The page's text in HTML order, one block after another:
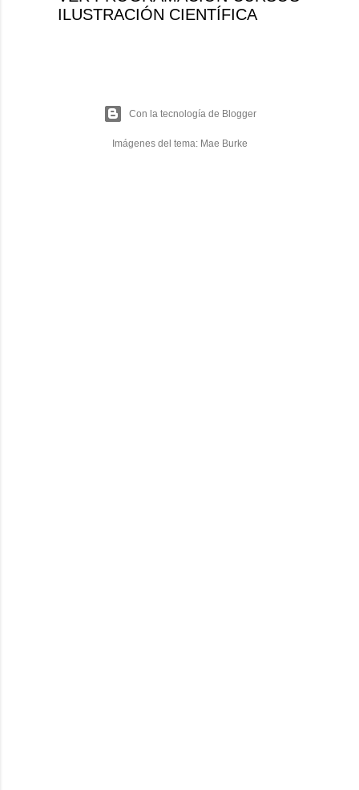
ILUSTRACIÓN CIENTÍFICA
Con la tecnología de Blogger
Imágenes del tema: Mae Burke